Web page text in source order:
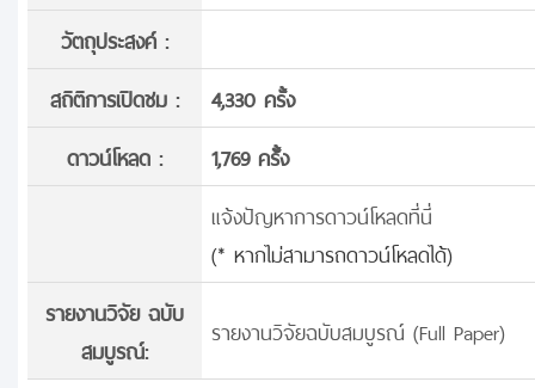
วัตถุประสงค์ :
สถิติการเปิดชม :
4,330 ครั้ง
ดาวน์โหลด :
1,769 ครั้้ง
แจ้งปัญหาการดาวน์โหลดที่นี่
(* หากไม่สามารถดาวน์โหลดได้)
รายงานวิจัย ฉบับ
สมบูรณ์:
รายงานวิจัยฉบับสมบูรณ์ (Full Paper)